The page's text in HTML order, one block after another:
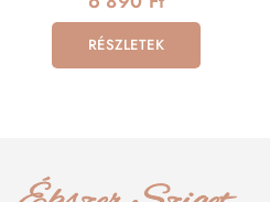
RÉSZLETEK